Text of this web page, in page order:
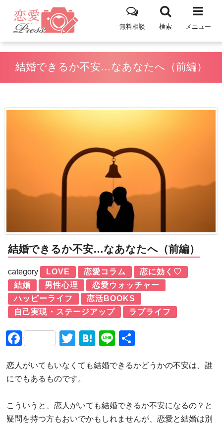
メニュー
検索
無料相談
結婚できるか不安…なあなたへ（前編）
結婚できるか不安…なあなたへ（前編）
category LOVE 恋愛コラム
恋に効く♡
結婚
男性心理
恋愛ウォッチャー
ハッピーライフ
恋活BOOKS
自己実現・ステージアップ
ラブライフ
FacebookTwitter
Hatena
Line
恋人がいてもいなくても結婚できるかどうかの不安は、誰
にでもあるものです。
こういうと、恋人がいても結婚できるか不安になるの？と
疑問を持つ方もおいでかもしれませんが、恋愛と結婚は別